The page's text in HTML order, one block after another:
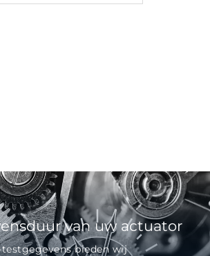
van uw actuator
bieden wij